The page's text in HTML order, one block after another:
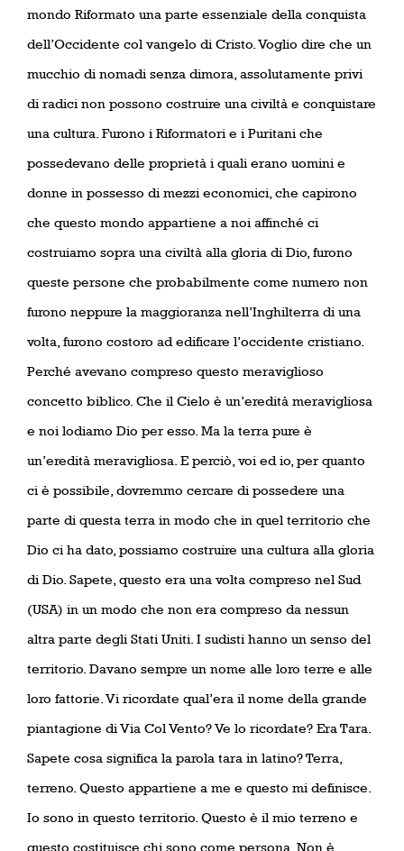
mondo Riformato una parte essenziale della conquista
dell’Occidente col vangelo di Cristo. Voglio dire che un
mucchio di nomadi senza dimora, assolutamente privi
di radici non possono costruire una civiltà e conquistare
una cultura. Furono i Riformatori e i Puritani che
possedevano delle proprietà i quali erano uomini e
donne in possesso di mezzi economici, che capirono
che questo mondo appartiene a noi affinché ci
costruiamo sopra una civiltà alla gloria di Dio, furono
queste persone che probabilmente come numero non
furono neppure la maggioranza nell’Inghilterra di una
volta, furono costoro ad edificare l’occidente cristiano.
Perché avevano compreso questo meraviglioso
concetto biblico. Che il Cielo è un’eredità meravigliosa
e noi lodiamo Dio per esso. Ma la terra pure è
un’eredità meravigliosa. E perciò, voi ed io, per quanto
ci è possibile, dovremmo cercare di possedere una
parte di questa terra in modo che in quel territorio che
Dio ci ha dato, possiamo costruire una cultura alla gloria
di Dio. Sapete, questo era una volta compreso nel Sud
(USA) in un modo che non era compreso da nessun
altra parte degli Stati Uniti. I sudisti hanno un senso del
territorio. Davano sempre un nome alle loro terre e alle
loro fattorie. Vi ricordate qual’era il nome della grande
piantagione di Via Col Vento? Ve lo ricordate? Era Tara.
Sapete cosa significa la parola tara in latino? Terra,
terreno. Questo appartiene a me e questo mi definisce.
Io sono in questo territorio. Questo è il mio terreno e
questo costituisce chi sono come persona. Non è